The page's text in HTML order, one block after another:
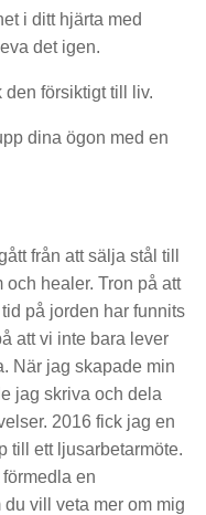
i ditt hjärta med
det igen.
försiktigt till liv.
dina ögon med en
från att sälja stål till
healer. Tron på att
på jorden har funnits
att vi inte bara lever
När jag skapade min
jag skriva och dela
2016 fick jag en
till ett ljusarbetarmöte.
en
vill veta mer om mig